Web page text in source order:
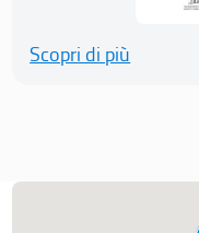
Scopri di più